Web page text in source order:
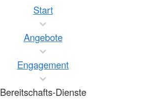
Start
Angebote
Engagement
Bereitschafts-Dienste